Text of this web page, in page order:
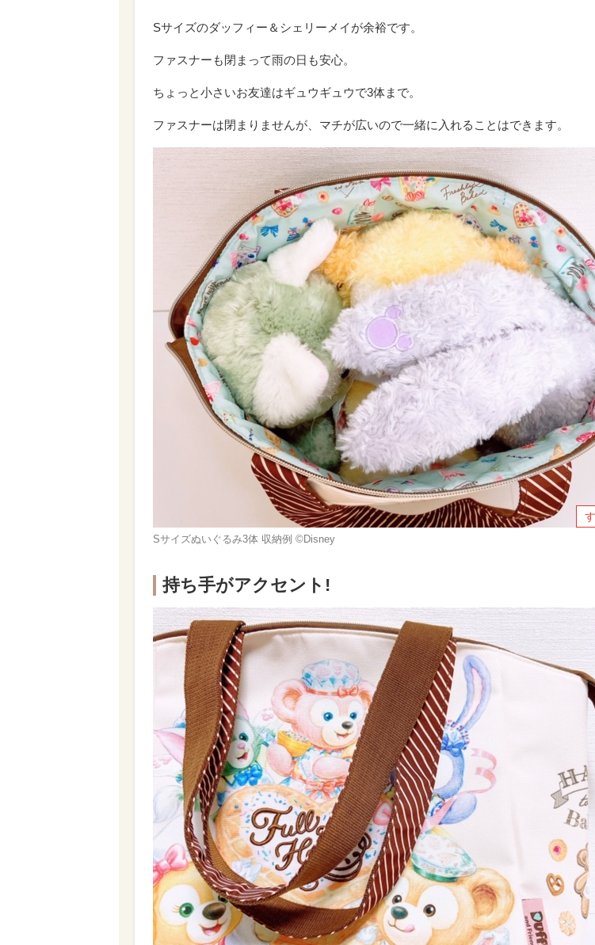
Sサイズのダッフィー＆シェリーメイが余裕です。
ファスナーも閉まって雨の日も安心。
ちょっと小さいお友達はギュウギュウで3体まで。
ファスナーは閉まりませんが、マチが広いので一緒に入れることはできます。
Sサイズぬいぐるみ3体 収納例 ©Disney
持ち手がアクセント!